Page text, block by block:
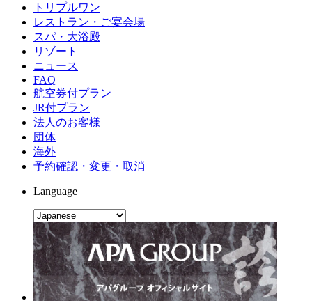
トリプルワン
レストラン・ご宴会場
スパ・大浴殿
リゾート
ニュース
FAQ
航空券付プラン
JR付プラン
法人のお客様
団体
海外
予約確認・変更・取消
Language